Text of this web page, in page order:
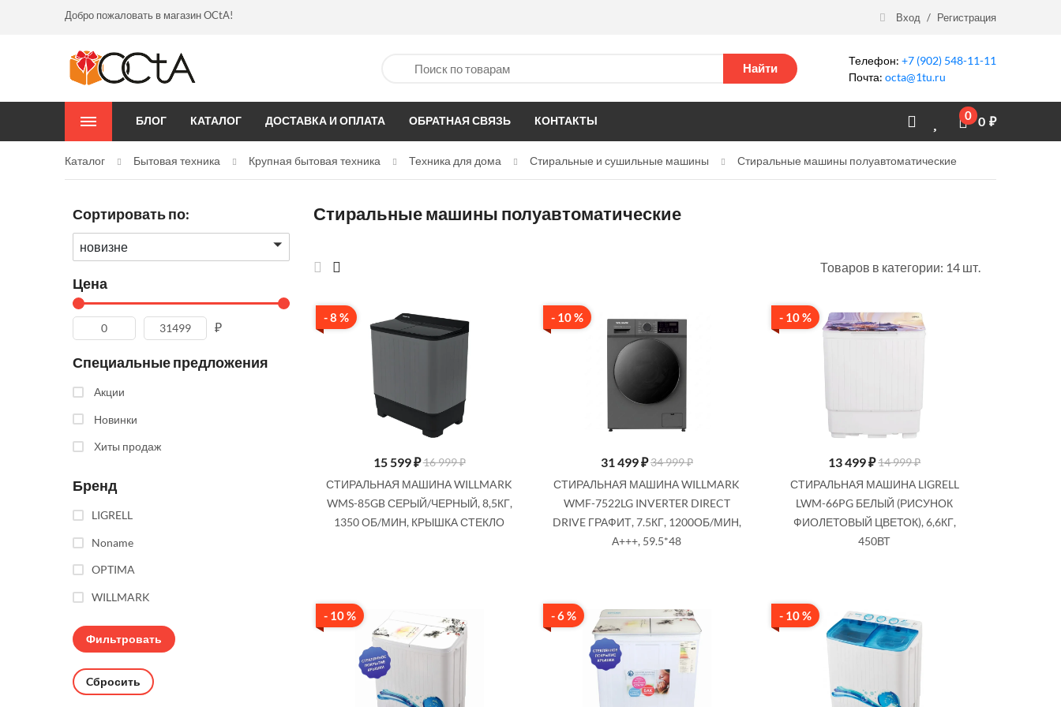
Добро пожаловать в магазин OCtA! Вход / Регистрация
Найти
Телефон: +7 (902) 548-11-11
Почта: octa@1tu.ru
БЛОГ КАТАЛОГ ДОСТАВКА И ОПЛАТА ОБРАТНАЯ СВЯЗЬ КОНТАКТЫ 0 0 ₽
Каталог Бытовая техника Крупная бытовая техника Техника для дома Стиральные и сушильные машины Стиральные машины полуавтоматические
Сортировать по:
новизне
Цена
₽
Специальные предложения
Акции
Новинки
Хиты продаж
Бренд
LIGRELL
Noname
OPTIMA
WILLMARK
Cбросить
Стиральные машины полуавтоматические
Товаров в категории: 14 шт.
- 8 %
15 599₽16 999 ₽
СТИРАЛЬНАЯ МАШИНА WILLMARK
WMS-85GB СЕРЫЙ/ЧЕРНЫЙ, 8,5КГ,
1350 ОБ/МИН, КРЫШКА СТЕКЛО
- 10 %
31 499₽34 999 ₽
СТИРАЛЬНАЯ МАШИНА WILLMARK
WMF-7522LG INVERTER DIRECT
DRIVE ГРАФИТ, 7.5КГ, 1200ОБ/МИН,
А+++, 59.5*48
- 10 %
13 499₽14 999 ₽
СТИРАЛЬНАЯ МАШИНА LIGRELL
LWM-66PG БЕЛЫЙ (РИСУНОК
ФИОЛЕТОВЫЙ ЦВЕТОК), 6,6КГ,
450ВТ
- 10 % - 6 % - 10 %